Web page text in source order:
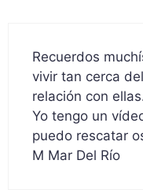
Recuerdos
vivir tan cerca
relación con
Yo tengo un
puedo rescatar
M Mar Del Río